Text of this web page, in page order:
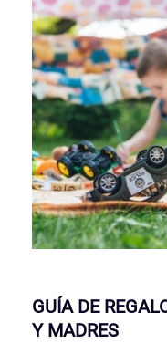
GUÍA DE
Y MADRES